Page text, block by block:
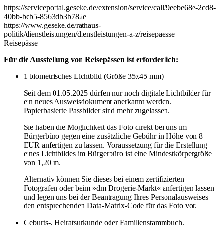
https://serviceportal.geseke.de/extension/service/call/9eebe68e-2cd8-
40bb-bcb5-8563db3b782e
https://www.geseke.de/rathaus-
politik/dienstleistungen/dienstleistungen-a-z/reisepaesse
Reisepässe
Für die Ausstellung von Reisepässen ist erforderlich:
1 biometrisches Lichtbild (Größe 35x45 mm)
Seit dem 01.05.2025 dürfen nur noch digitale Lichtbilder für
ein neues Ausweisdokument anerkannt werden.
Papierbasierte Passbilder sind mehr zugelassen.
Sie haben die Möglichkeit das Foto direkt bei uns im
Bürgerbüro gegen eine zusätzliche Gebühr in Höhe von 8
EUR anfertigen zu lassen. Voraussetzung für die Erstellung
eines Lichtbildes im Bürgerbüro ist eine Mindestkörpergröße
von 1,20 m.
Alternativ können Sie dieses bei einem zertifizierten
Fotografen oder beim »dm Drogerie-Markt« anfertigen lassen
und legen uns bei der Beantragung Ihres Personalausweises
den entsprechenden Data-Matrix-Code für das Foto vor.
Geburts-, Heiratsurkunde oder Familienstammbuch,